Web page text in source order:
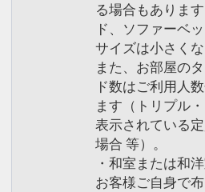
る場合もありま
ド、ソファーベ
サイズは小さくな
また、お部屋の
ド数はご利用人
ます（トリプル
表示されている
場合 等）。
・和室または和
お客様ご自身で